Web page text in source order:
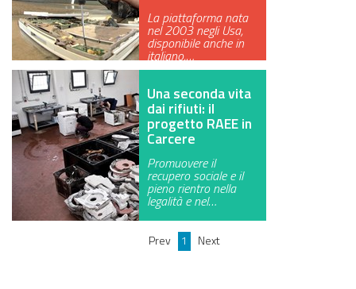
La piattaforma nata
nel 2003 negli Usa,
disponibile anche in
italiano,…
Una seconda vita
dai rifiuti: il
progetto RAEE in
Carcere
Promuovere il
recupero sociale e il
pieno rientro nella
legalità e nel…
Prev 1 Next